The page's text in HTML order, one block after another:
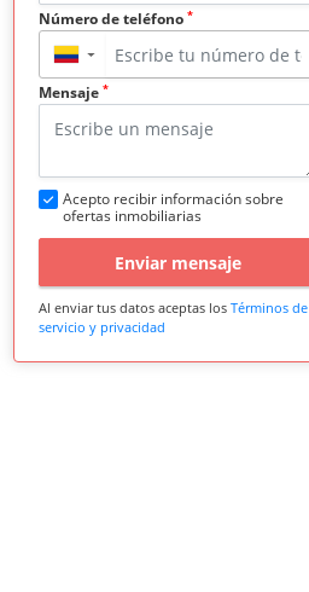
Número de teléfono *
▼
Mensaje *
Acepto recibir información sobre
ofertas inmobiliarias
Enviar mensaje
Al enviar tus datos aceptas los Términos de
servicio y privacidad